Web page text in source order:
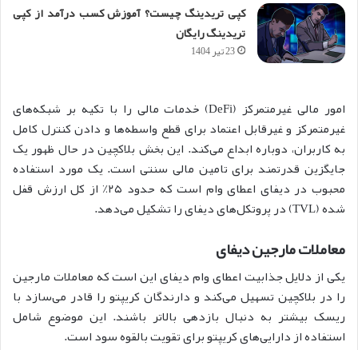
کپی تریدینگ چیست؟ آموزش کسب درآمد از کپی
تریدینگ رایگان
23 تیر 1404
امور مالی غیرمتمرکز (DeFi) خدمات مالی را با تکیه بر شبکه‌های
غیرمتمرکز و غیرقابل اعتماد برای قطع واسطه‌ها و دادن کنترل کامل
به کاربران، دوباره ابداع می‌کند. این بخش بلاکچین در حال ظهور یک
جایگزین قدرتمند برای تامین مالی سنتی است. یک مورد استفاده
محبوب در دیفای اعطای وام است که حدود ۲۵٪ از کل ارزش قفل
شده (TVL) در پروتکل‌های دیفای را تشکیل می‌دهد.
معاملات مارجین دیفای
یکی از دلایل جذابیت اعطای وام دیفای این است که معاملات مارجین
را در بلاکچین تسهیل می‌کند و دارندگان کریپتو را قادر می‌سازد با
ریسک بیشتر به دنبال بازدهی بالاتر باشند. این موضوع شامل
استفاده از دارایی‌های کریپتو برای تقویت بالقوه سود است.